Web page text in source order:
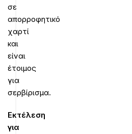
σε
απορροφητικό
χαρτί
και
είναι
έτοιμος
για
σερβίρισμα.
Εκτέλεση
για